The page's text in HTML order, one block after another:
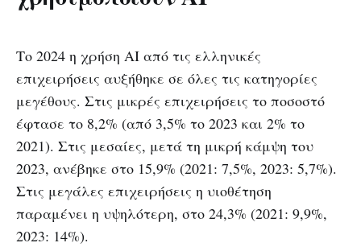
Το 2024 η χρήση ΑΙ από τις ελληνικές
επιχειρήσεις αυξήθηκε σε όλες τις κατηγορίες
μεγέθους. Στις μικρές επιχειρήσεις το ποσοστό
έφτασε το 8,2% (από 3,5% το 2023 και 2% το
2021). Στις μεσαίες, μετά τη μικρή κάμψη του
2023, ανέβηκε στο 15,9% (2021: 7,5%, 2023: 5,7%).
Στις μεγάλες επιχειρήσεις η υιοθέτηση
παραμένει η υψηλότερη, στο 24,3% (2021: 9,9%,
2023: 14%).